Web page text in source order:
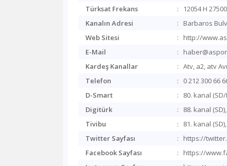
Türksat Frekans
:
12054 H
Kanalın Adresi
:
Barbaros
Web Sitesi
:
http://
E-Mail
:
Kardeş Kanallar
: Atv, a2, atv
Telefon
:
0 212 300 66
D-Smart
:
80. kanal (SD/
Digitürk
:
88. kanal
Tivibu
:
81. kanal
Twitter Sayfası
:
https://
Facebook Sayfası
:
https://